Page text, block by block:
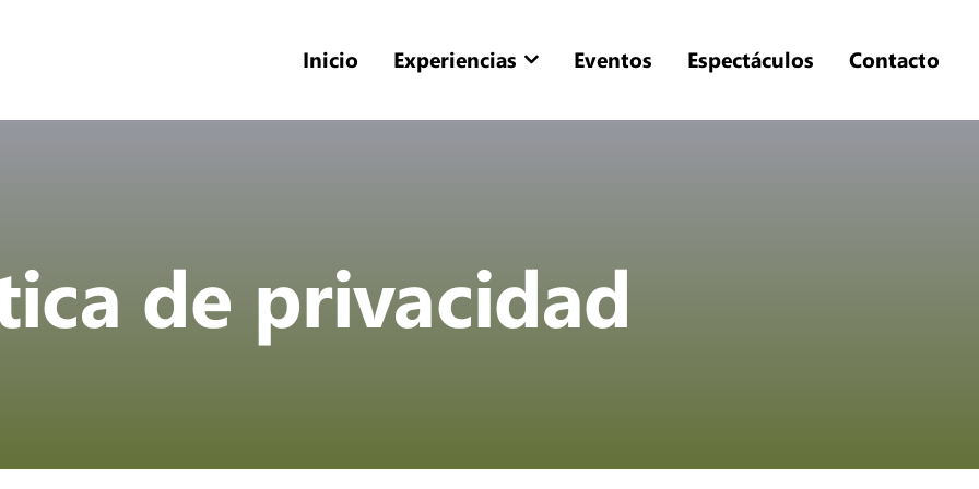
Inicio Experiencias Eventos Espectáculos Contacto
de privacidad